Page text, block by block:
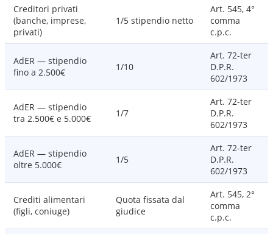
Creditori privati
(banche, imprese,
privati)
1/5 stipendio netto
Art. 545, 4°
comma
c.p.c.
AdER — stipendio
fino a 2.500€
1/10
Art. 72-ter
D.P.R.
602/1973
AdER — stipendio
tra 2.500€ e 5.000€
1/7
Art. 72-ter
D.P.R.
602/1973
AdER — stipendio
oltre 5.000€
1/5
Art. 72-ter
D.P.R.
602/1973
Crediti alimentari
(figli, coniuge)
Quota fissata dal
giudice
Art. 545, 2°
comma
c.p.c.